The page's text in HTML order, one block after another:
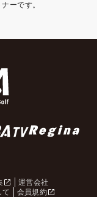
ーです。
運営会社
て
会員規約